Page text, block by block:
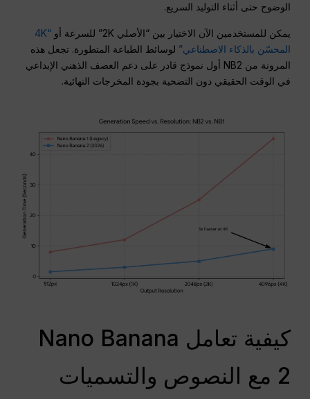
الوضوح حتى أثناء التوليد السريع.
يمكن للمستخدمين الآن الاختيار بين “الأصلي 2K” للسرعة أو
“4K
المحسّن بالذكاء الاصطناعي” لوسائط الطباعة المتطورة. تجعل هذه
المرونة من NB2 أول نموذج قادر على دعم العصف الذهني الإبداعي
في الوقت الحقيقي دون التضحية بجودة المخرجات النهائية.
كيفية تعامل Nano Banana
2 مع النصوص والتسميات